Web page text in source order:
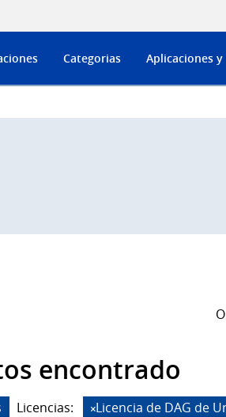
Categorias Aplicaciones
encontrado
Licencias: Licencia de DAG de